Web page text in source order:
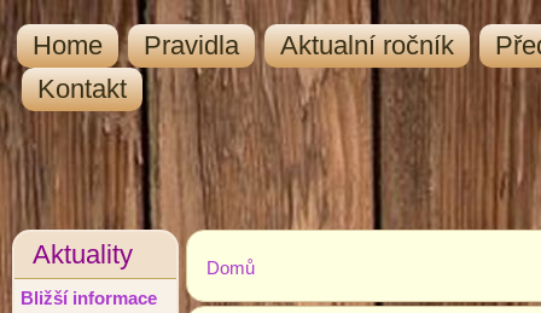
Home Pravidla Aktualní ročník
Kontakt
Aktuality
Bližší informace
Jste zde
Domů